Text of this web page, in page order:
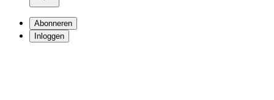
Abonneren
Inloggen